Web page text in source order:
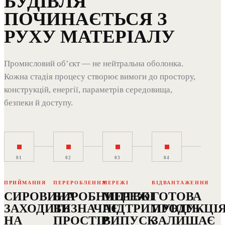
ВИРОБНИЦТВО
Струм великої сили,
технологічні ІТМ,
складні технічні
інтерфейси
Чисті кімнати,
контрольовані
середовища,
відповідність ІТМ
ПОЧИНАЄТЬСЯ З
РУХУ МАТЕРІАЛУ
Промисловий обʼєкт — не нейтральна оболонка.
Кожна стадія процесу створює вимоги до простору,
конструкцій, енергії, параметрів середовища,
безпеки й доступу.
01
ПРИЙМАННЯ
СИРОВИНА
ЗАХОДИТЬ
НА
02
ПЕРЕРОБЛЕННЯ
ВИРОБНИЦТВО
ВИЗНАЧАЄ
ПРОСТІР
03
МЕРЕЖІ
МЕРЕЖІ
ПІДТРИМУЮТЬ
ВИПУСК
04
ВІДВАНТАЖЕННЯ
ГОТОВА
ЗАЛИШАЄ